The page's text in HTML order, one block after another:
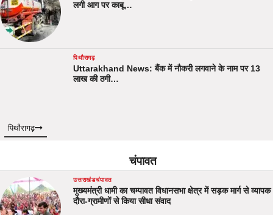
लगी आग पर काबू…
पिथौरागढ़
Uttarakhand News: बैंक में नौकरी लगवाने के नाम पर 13
लाख की ठगी…
पिथौरागढ़
चंपावत
उत्तराखंडचंपावत
मुख्यमंत्री धामी का चम्पावत विधानसभा क्षेत्र में सड़क मार्ग से व्यापक
दौरा-ग्रामीणों से किया सीधा संवाद